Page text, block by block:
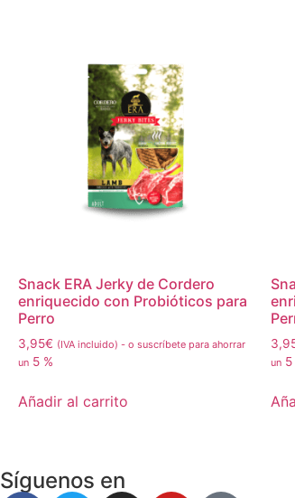
Snack ERA Jerky de Cordero
enriquecido con Probióticos para
Perro
3,95€ (IVA incluido) - o suscríbete para ahorrar
un 5 %
Añadir al carrito
un 5
Síguenos en